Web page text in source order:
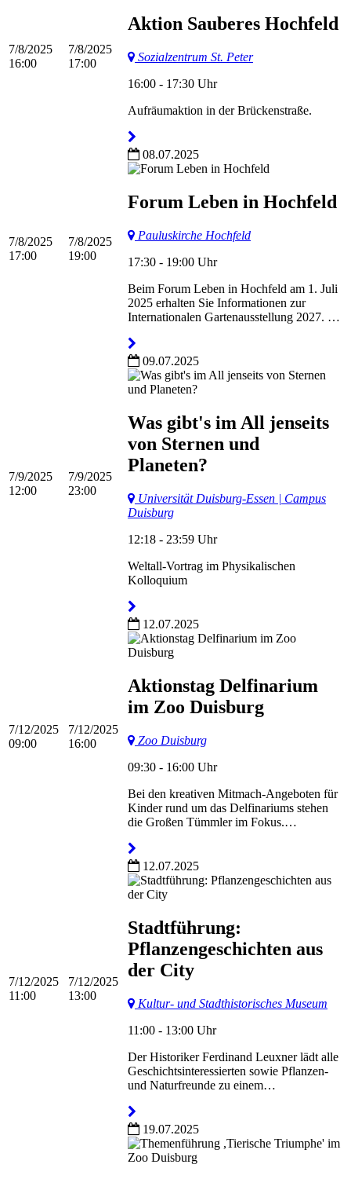
7/8/2025
16:00
7/8/2025
17:00
Aktion Sauberes Hochfeld
Sozialzentrum St. Peter
16:00 - 17:30 Uhr
Aufräumaktion in der Brückenstraße.
7/8/2025
17:00
7/8/2025
19:00
08.07.2025
Forum Leben in Hochfeld
Pauluskirche Hochfeld
17:30 - 19:00 Uhr
Beim Forum Leben in Hochfeld am 1. Juli
2025 erhalten Sie Informationen zur
Internationalen Gartenausstellung 2027. …
7/9/2025
12:00
7/9/2025
23:00
09.07.2025
Was gibt's im All jenseits
von Sternen und
Planeten?
Universität Duisburg-Essen | Campus
Duisburg
12:18 - 23:59 Uhr
Weltall-Vortrag im Physikalischen
Kolloquium
7/12/2025
09:00
7/12/2025
16:00
12.07.2025
Aktionstag Delfinarium
im Zoo Duisburg
Zoo Duisburg
09:30 - 16:00 Uhr
Bei den kreativen Mitmach-Angeboten für
Kinder rund um das Delfinariums stehen
die Großen Tümmler im Fokus.…
7/12/2025
11:00
7/12/2025
13:00
12.07.2025
Stadtführung:
Pflanzengeschichten aus
der City
Kultur- und Stadthistorisches Museum
11:00 - 13:00 Uhr
Der Historiker Ferdinand Leuxner lädt alle
Geschichtsinteressierten sowie Pflanzen-
und Naturfreunde zu einem…
19.07.2025